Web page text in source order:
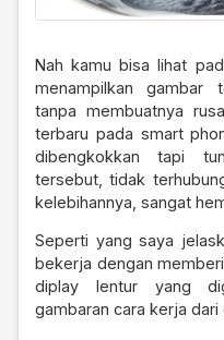
Nah kamu bisa lihat
menampilkan gambar
tanpa membuatnya
terbaru pada smart
dibengkokkan tapi
tersebut, tidak
kelebihannya, sangat
Seperti yang saya
bekerja dengan
diplay lentur yang
gambaran cara kerja